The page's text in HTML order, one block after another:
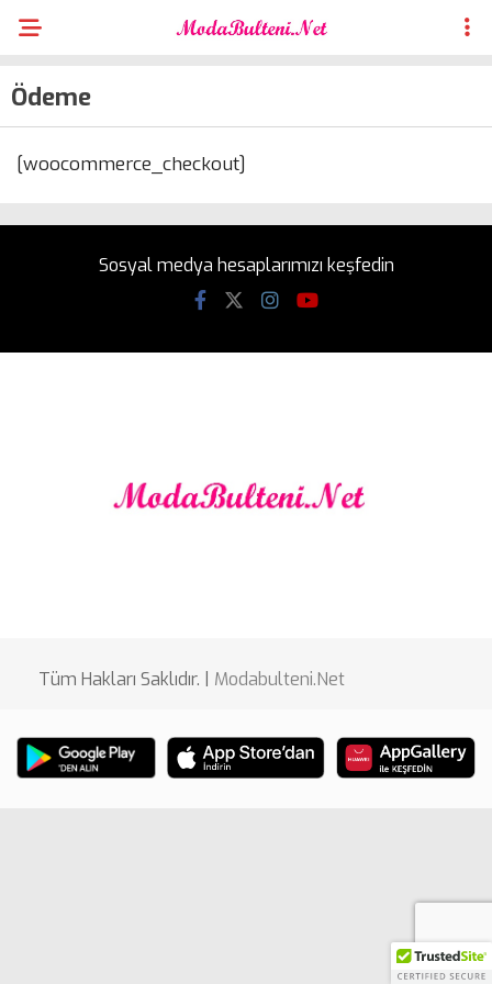
Ödeme
[woocommerce_checkout]
Sosyal medya hesaplarımızı keşfedin
Tüm Hakları Saklıdır. | Modabulteni.Net